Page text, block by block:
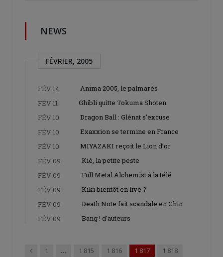
NEWS
FÉVRIER, 2005
FÉV 14
Anima 2005, le palmarès
FÉV 11
Ghibli quitte Tokuma Shoten
FÉV 10
Dragon Ball : Glénat s’excuse
FÉV 10
Exaxxion se termine en France
FÉV 10
MIYAZAKI reçoit le Lion d’or
FÉV 09
Kié, la petite peste
FÉV 09
Full Metal Alchemist à la télé
FÉV 09
Kiki bientôt en live ?
FÉV 09
Death Note fait scandale en Chin
FÉV 09
Bang ! d’auteurs
Précédent
1 … 1 815 1 816 1 817
1 818